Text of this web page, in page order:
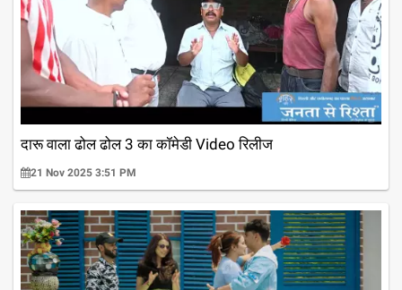
दारू वाला ढोल ढोल 3 का कॉमेडी Video रिलीज
21 Nov 2025 3:51 PM